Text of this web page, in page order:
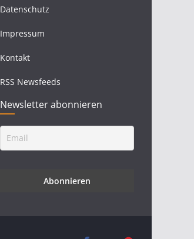
Datenschutz
Impressum
Kontakt
RSS Newsfeeds
Newsletter abonnieren